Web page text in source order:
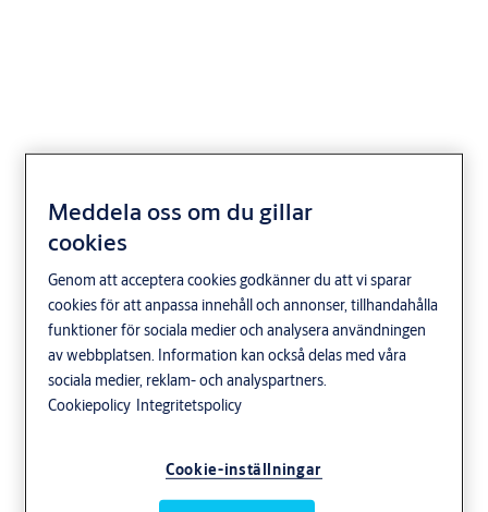
Meddela oss om du gillar
cookies
Genom att acceptera cookies godkänner du att vi sparar
cookies för att anpassa innehåll och annonser, tillhandahålla
funktioner för sociala medier och analysera användningen
av webbplatsen. Information kan också delas med våra
sociala medier, reklam- och analyspartners.
Cookiepolicy Integritetspolicy
Cookie-inställningar